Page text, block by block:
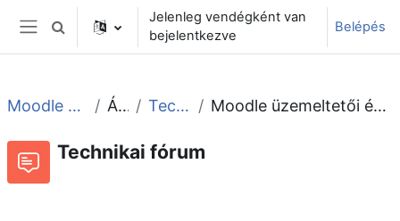
Tovább a fő tartalomhoz
Oldalpanel
Keresési bemeneti adatok váltása
Jelenleg vendégként van
bejelentkezve
Belépés
Moodle tudástár és fórum Általános Technikai fórum Moodle üzemeltetői és tananyagszerkesztői munkát keresek.
Technikai fórum